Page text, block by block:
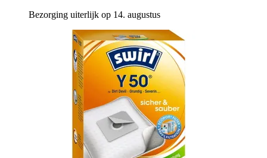
Bezorging uiterlijk op 14. augustus